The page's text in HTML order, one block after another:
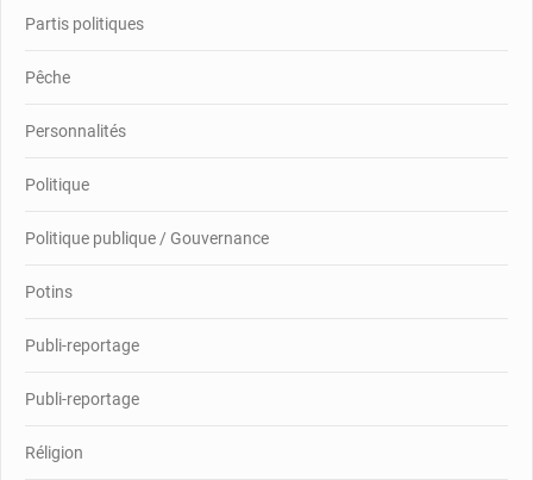
Partis politiques
Pêche
Personnalités
Politique
Politique publique / Gouvernance
Potins
Publi-reportage
Publi-reportage
Réligion